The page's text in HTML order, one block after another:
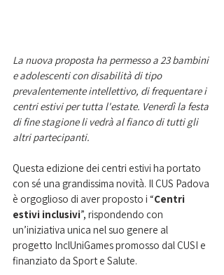
La nuova proposta ha permesso a 23 bambini
e adolescenti con disabilità di tipo
prevalentemente intellettivo, di frequentare i
centri estivi per tutta l'estate. Venerdì la festa
di fine stagione li vedrà al fianco di tutti gli
altri partecipanti.
Questa edizione dei centri estivi ha portato
con sé una grandissima novità. Il CUS Padova
è orgoglioso di aver proposto i “Centri
estivi inclusivi”, rispondendo con
un’iniziativa unica nel suo genere al
progetto InclUniGames promosso dal CUSI e
finanziato da Sport e Salute.